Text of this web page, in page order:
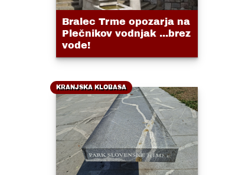
Bralec Trme opozarja na
Plečnikov vodnjak ...brez
vode!
KRANJSKA KLOBASA